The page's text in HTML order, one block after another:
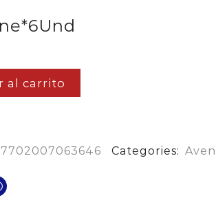
al carrito
7702007063646 Categories: